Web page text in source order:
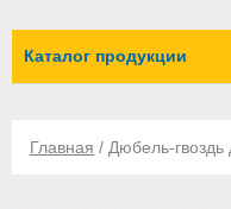
Каталог продукции
Главная / Дюбель-гвоздь